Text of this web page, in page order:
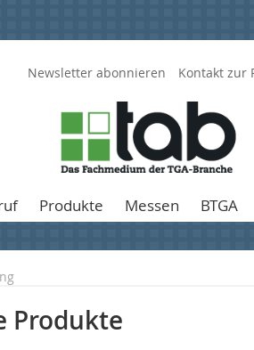
Newsletter abonnieren Kontakt zur
Produkte Messen BTGA
Produkte